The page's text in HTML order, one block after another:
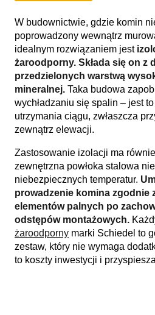
W budownictwie, gdzie komin
poprowadzony wewnątrz
idealnym rozwiązaniem jest
żaroodporny. Składa się on z
przedzielonych warstwą
mineralnej. Taka budowa
wychładzaniu się spalin – jest
utrzymania ciągu, zwłaszcza
zewnątrz elewacji.
Zastosowanie izolacji ma
zewnętrzna powłoka stalowa
niebezpiecznych temperatur.
prowadzenie komina zgodnie
elementów palnych po
odstępów montażowych.
żaroodporny marki Schiedel to
zestaw, który nie wymaga
to koszty inwestycji i